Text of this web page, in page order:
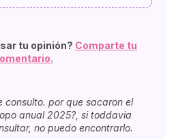
tu opinión? Comparte tu
consulto. por que sacaron el
anual 2025?, si toddavia
no puedo encontrarlo.